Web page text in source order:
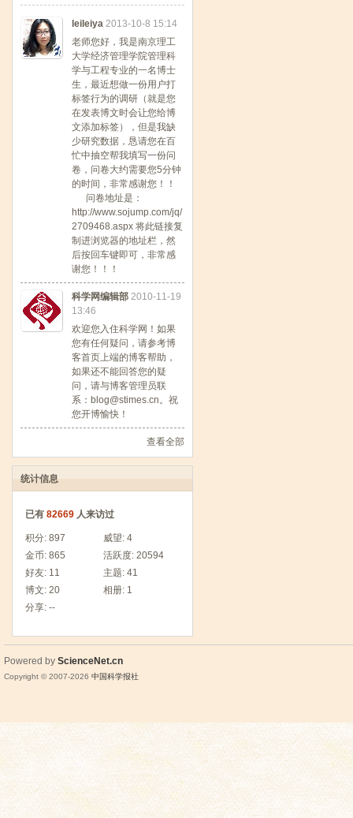
leileiya 2013-10-8 15:14
老师您好，我是南京理工
大学经济管理学院管理科
学与工程专业的一名博士
生，最近想做一份用户打
标签行为的调研（就是您
在发表博文时会让您给博
文添加标签），但是我缺
少研究数据，恳请您在百
忙中抽空帮我填写一份问
卷，问卷大约需要您5分钟
的时间，非常感谢您！！
问卷地址是：
http://www.sojump.com/jq/
2709468.aspx 将此链接复
制进浏览器的地址栏，然
后按回车键即可，非常感
谢您！！！
科学网编辑部 2010-11-19
13:46
欢迎您入住科学网！如果
您有任何疑问，请参考博
客首页上端的博客帮助，
如果还不能回答您的疑
问，请与博客管理员联
系：blog@stimes.cn。祝
您开博愉快！
查看全部
统计信息
已有 82669 人来访过
积分: 897 威望: 4
金币: 865 活跃度: 20594
好友: 11 主题: 41
博文: 20 相册: 1
分享: --
Powered by ScienceNet.cn
Copyright © 2007-2026 中国科学报社